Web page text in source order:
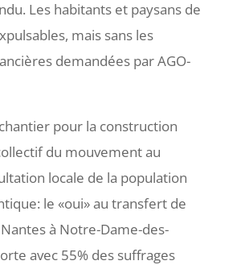
Les habitants et paysans de
mais sans les
demandées par AGO-
pour la construction
du mouvement au
locale de la population
le «oui» au transfert de
à Notre-Dame-des-
avec 55% des suffrages